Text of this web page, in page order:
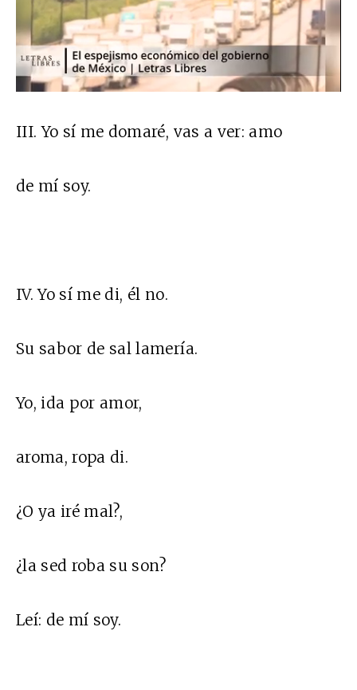
III. Yo sí me domaré, vas a ver: amo
de mí soy.
IV. Yo sí me di, él no.
Su sabor de sal lamería.
Yo, ida por amor,
aroma, ropa di.
¿O ya iré mal?,
¿la sed roba su son?
Leí: de mí soy.